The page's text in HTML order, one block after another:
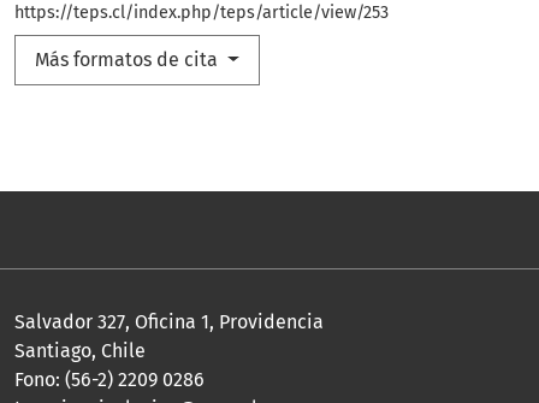
https://teps.cl/index.php/teps/article/view/253
Más formatos de cita
Salvador 327, Oficina 1, Providencia
Santiago, Chile
Fono: (56-2) 2209 0286